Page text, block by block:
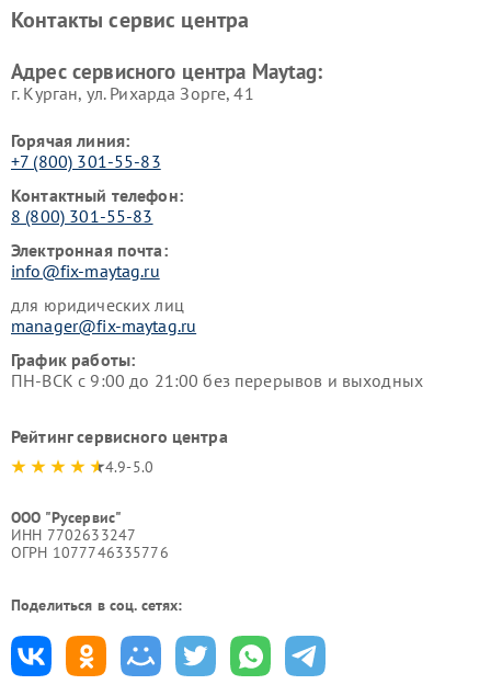
Контакты сервис центра
Адрес сервисного центра Maytag:
г. Курган, ул. Рихарда Зорге, 41
Горячая линия:
+7 (800) 301-55-83
Контактный телефон:
8 (800) 301-55-83
Электронная почта:
info@fix-maytag.ru
для юридических лиц
manager@fix-maytag.ru
График работы:
ПН-ВСК с 9:00 до 21:00 без перерывов и выходных
Рейтинг сервисного центра
4.9-5.0
ООО "Русервис"
ИНН 7702633247
ОГРН 1077746335776
Поделиться в соц. сетях: